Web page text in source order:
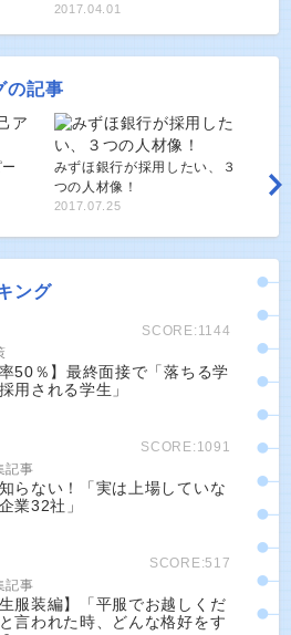
2017.04.01
の記事
みずほ銀行が採用したい、３
つの人材像！
2017.07.25
ング
SCORE:1144
率50％】最終面接で「落ちる学
用される学生」
SCORE:1091
記事
らない！「実は上場していな
業32社」
SCORE:517
記事
生服装編】「平服でお越しくだ
言われた時、どんな格好をす